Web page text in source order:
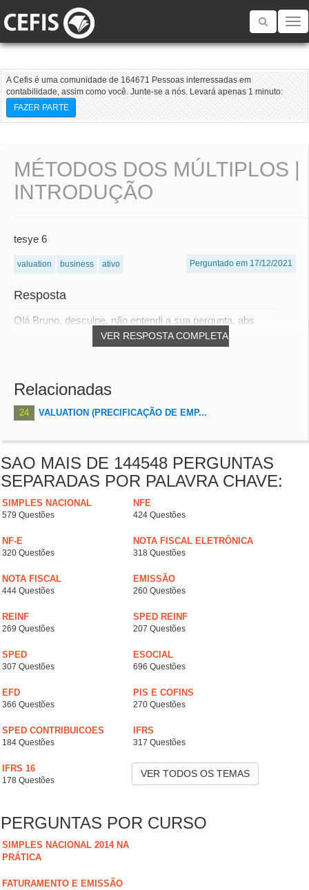
Toggle
A Cefis é uma comunidade de 164671 Pessoas interressadas em
contabilidade, assim como você. Junte-se a nós. Levará apenas 1 minuto:
FAZER PARTE
MÉTODOS DOS MÚLTIPLOS |
INTRODUÇÃO
tesye 6
valuation business ativo Perguntado em 17/12/2021
Resposta
VER RESPOSTA COMPLETA
Olá Bruno, desculpe, não entendi a sua pergunta. abs
Relacionadas
24 VALUATION (PRECIFICAÇÃO DE EMP...
SAO MAIS DE 144548 PERGUNTAS
SEPARADAS POR PALAVRA CHAVE:
SIMPLES NACIONAL
579 Questões
NFE
424 Questões
NF-E
320 Questões
NOTA FISCAL ELETRÔNICA
318 Questões
NOTA FISCAL
444 Questões
EMISSÃO
260 Questões
REINF
269 Questões
SPED REINF
207 Questões
SPED
307 Questões
ESOCIAL
696 Questões
EFD
366 Questões
PIS E COFINS
270 Questões
SPED CONTRIBUICOES
184 Questões
IFRS
317 Questões
IFRS 16
178 Questões
VER TODOS OS TEMAS
PERGUNTAS POR CURSO
SIMPLES NACIONAL 2014 NA
PRÁTICA
FATURAMENTO E EMISSÃO